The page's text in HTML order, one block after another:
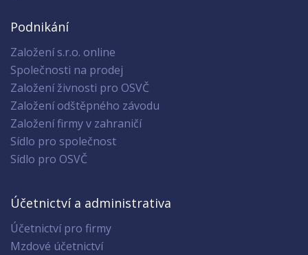
Podnikání
Založení s.r.o. online
Společnosti na prodej
Založení živnosti pro OSVČ
Založení odštěpného závodu
Založení firmy v zahraničí
Sídlo pro společnost
Sídlo pro OSVČ
Účetnictví a administrativa
Účetnictví pro firmy
Mzdové účetnictví